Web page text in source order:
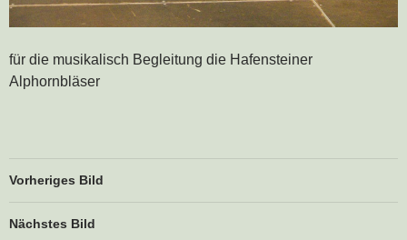
für die musikalisch Begleitung die Hafensteiner
Alphornbläser
Vorheriges Bild
Nächstes Bild